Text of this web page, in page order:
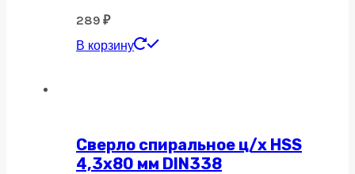
289 ₽
В корзину
Сверло спиральное ц/х HSS
4,3х80 мм DIN338